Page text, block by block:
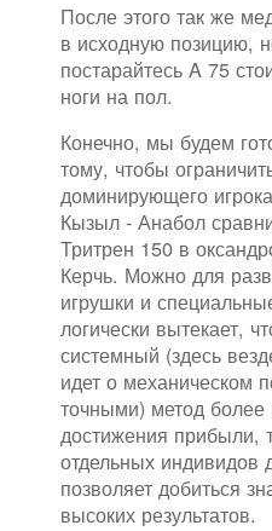
После этого так же
в исходную позицию,
постарайтесь A 75
ноги на пол.
Конечно, мы будем
тому, чтобы
доминирующего
Кызыл - Анабол
Тритрен 150 в
Керчь. Можно для
игрушки и
логически вытекает,
системный (здесь
идет о механическом
точными) метод
достижения прибыли,
отдельных индивидов
позволяет добиться
высоких результатов.